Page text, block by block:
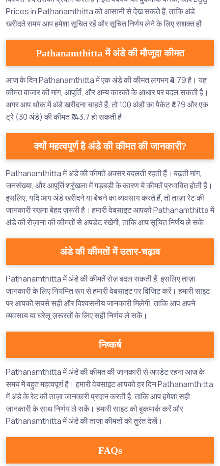
Prices in Pathanamthitta को आसानी से देख सकते हैं, ताकि अंडे
खरीदते समय आप हमेशा सूचित रहें और सूचित निर्णय लेने के लिए सशक्त हों।
Pathanamthitta में अंडे की मौजूदा कीमत
आज के दिन Pathanamthitta में एक अंडे की कीमत लगभग ₹4.79 है। यह
कीमत बाजार की मांग, आपूर्ति, और अन्य कारकों के आधार पर बदल सकती है।
अगर आप थोक में अंडे खरीदना चाहते हैं, तो 100 अंडों का पैकेट ₹479 और एक
ट्रे (30 अंडे) की कीमत ₹143.7 हो सकती है।
क्यों महत्वपूर्ण है अंडे की कीमत की जानकारी?
Pathanamthitta में अंडे की कीमतें अक्सर बदलती रहती हैं। बढ़ती मांग,
जनसंख्या, और आपूर्ति श्रृंखला में गड़बड़ी के कारण ये कीमतें प्रभावित होती हैं।
इसलिए, यदि आप अंडे खरीदने या बेचने का व्यवसाय करते हैं, तो ताज़ा रेट की
जानकारी रखना बेहद ज़रूरी है। हमारी वेबसाइट आपको Pathanamthitta में
अंडे की रोज़ाना की कीमतों से अपडेट रखेगी, ताकि आप सूचित निर्णय ले सकें।
अंडे की कीमतों में उतार-चढ़ाव
Pathanamthitta में अंडे की कीमतें रोज़ बदल सकती हैं, इसलिए ताज़ा
जानकारी के लिए नियमित रूप से हमारी वेबसाइट पर विजिट करें। हमारी साइट
पर आपको सबसे सही और विश्वसनीय जानकारी मिलेगी, ताकि आप अपने
व्यवसाय या घरेलू ज़रूरतों के लिए सही निर्णय ले सकें।
निष्कर्ष
Pathanamthitta में अंडे की कीमत की जानकारी से अपडेट रहना आज के
समय में बहुत महत्वपूर्ण है। हमारी वेबसाइट आपको हर दिन Pathanamthitta
में अंडे के रेट की ताज़ा जानकारी प्रदान करती है, ताकि आप हमेशा सही
जानकारी के साथ निर्णय ले सकें। हमारी साइट को बुकमार्क करें और
Pathanamthitta में अंडे की ताज़ा कीमतों को तुरंत देखें।
FAQs